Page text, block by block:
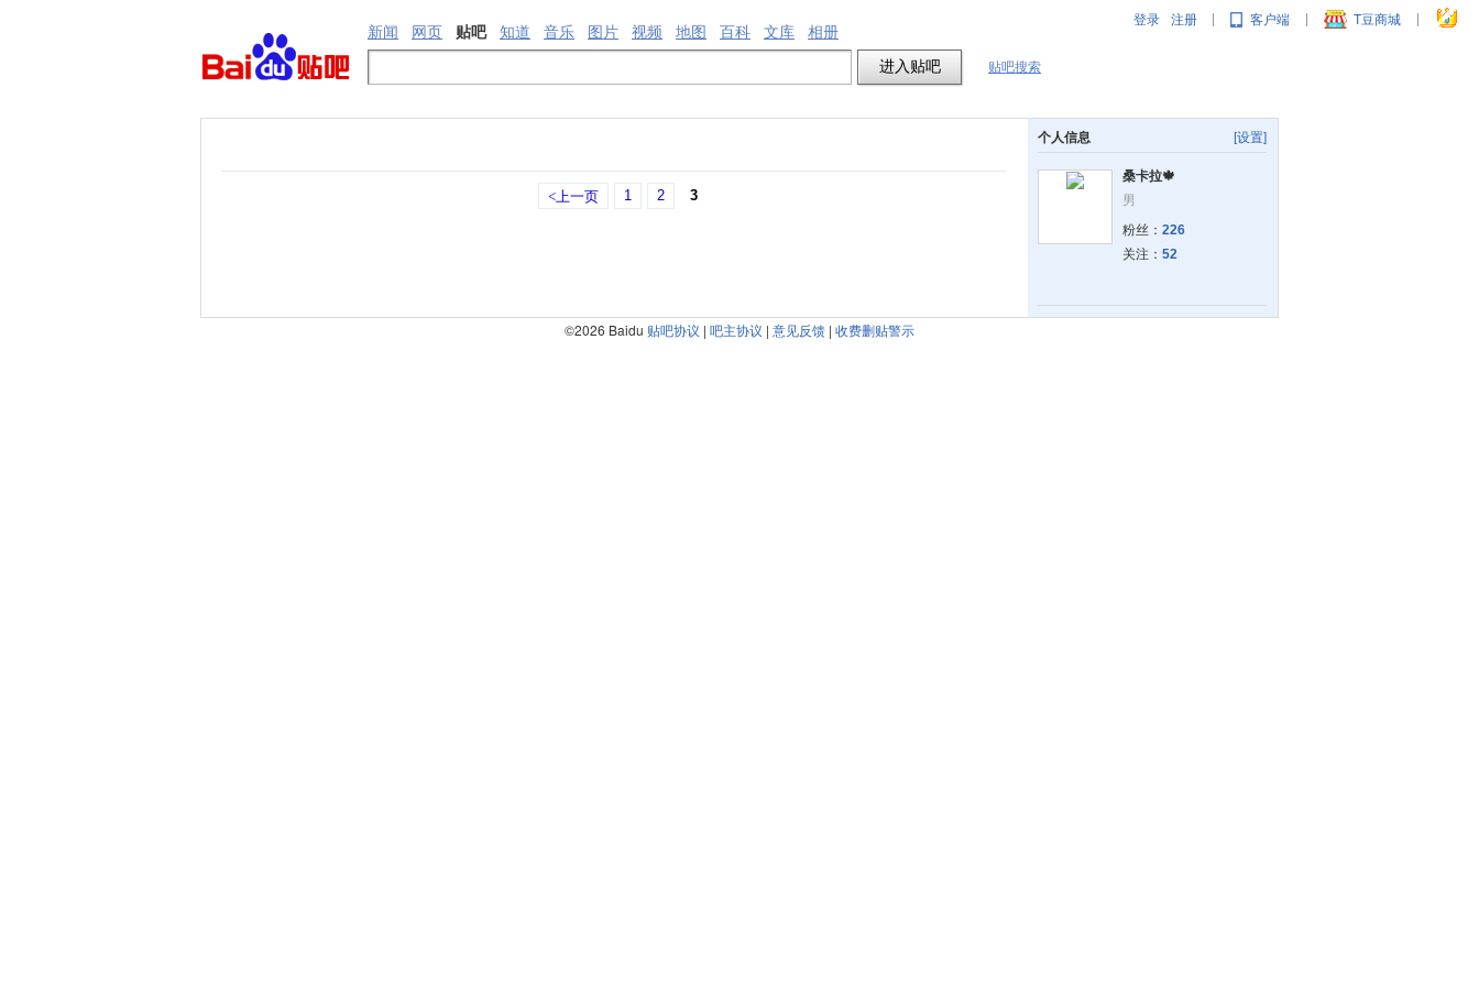
登录 注册 | 客户端 | T豆商城 |
新闻 网页 贴吧 知道 音乐 图片 视频 地图 百科 文库 相册
贴吧搜索
<上一页 1 2 3
[设置]
个人信息
桑卡拉🍁
男
粉丝： 226
关注： 52
©2026 Baidu 贴吧协议 | 吧主协议 | 意见反馈 | 收费删贴警示